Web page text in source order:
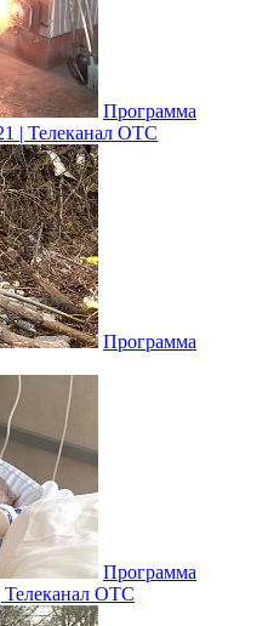
Программа
| Телеканал ОТС
Программа
Программа
Телеканал ОТС